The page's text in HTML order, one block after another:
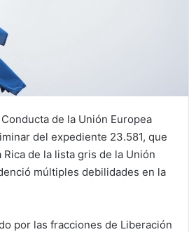
de la Unión Europea
del expediente 23.581, que
de la lista gris de la Unión
múltiples debilidades en la
por las fracciones de Liberación